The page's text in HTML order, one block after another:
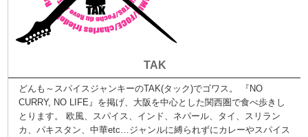
TAK
どんも～スパイスジャンキーのTAK(タック)でゴワス。 『NO
CURRY, NO LIFE』を掲げ、大阪を中心とした関西圏で食べ歩きし
とります。 欧風、スパイス、インド、ネパール、タイ、スリラン
カ、パキスタン、中華etc…ジャンルに縛られずにカレーやスパイス